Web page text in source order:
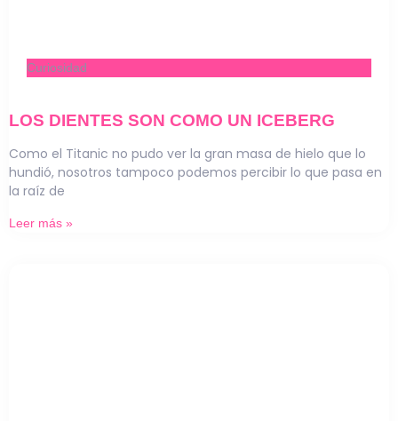
Curiosidad
LOS DIENTES SON COMO UN ICEBERG
Como el Titanic no pudo ver la gran masa de hielo que lo
hundió, nosotros tampoco podemos percibir lo que pasa en
la raíz de
Leer más »